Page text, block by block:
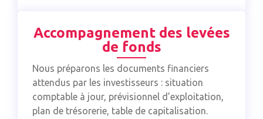
Accompagnement des levées
de fonds
Nous préparons les documents financiers
attendus par les investisseurs : situation
comptable à jour, prévisionnel d’exploitation,
plan de trésorerie, table de capitalisation.